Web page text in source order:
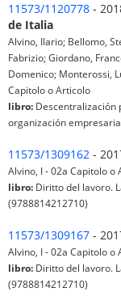
11573/1120778 -
de Italia
Alvino, Ilario; Bellomo,
Fabrizio; Giordano,
Domenico; Monterossi,
Capitolo o Articolo
libro: Descentralización
organización
11573/1309162 -
Alvino, I - 02a Capitolo o
libro: Diritto del lavoro.
(9788814212710)
11573/1309167 -
Alvino, I - 02a Capitolo o
libro: Diritto del lavoro.
(9788814212710)